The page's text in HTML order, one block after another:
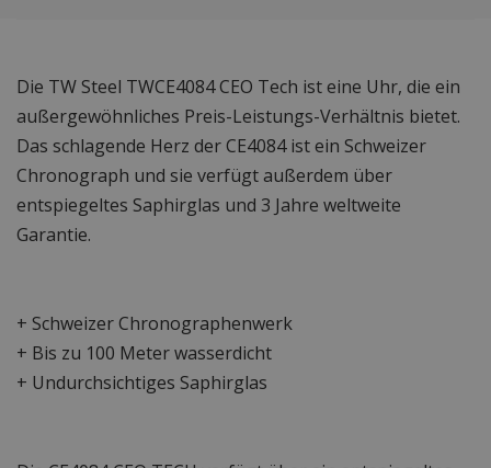
Die TW Steel TWCE4084 CEO Tech ist eine Uhr, die ein
außergewöhnliches Preis-Leistungs-Verhältnis bietet.
Das schlagende Herz der CE4084 ist ein Schweizer
Chronograph und sie verfügt außerdem über
entspiegeltes Saphirglas und 3 Jahre weltweite
Garantie.
+ Schweizer Chronographenwerk
+ Bis zu 100 Meter wasserdicht
+ Undurchsichtiges Saphirglas